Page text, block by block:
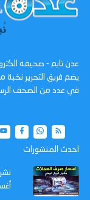
يضم فريق التحرير
في عدد من الصحف
احدث المنشورات